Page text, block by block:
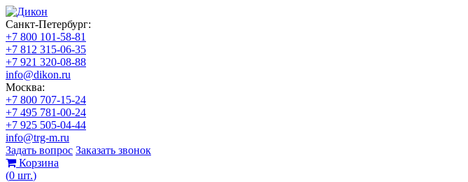
Санкт-Петербург:
+7 800 101-58-81
+7 812 315-06-35
+7 921 320-08-88
info@dikon.ru
Москва:
+7 800 707-15-24
+7 495 781-00-24
+7 925 505-04-44
info@trg-m.ru
Задать вопрос Заказать звонок
Корзина
(0 шт.)